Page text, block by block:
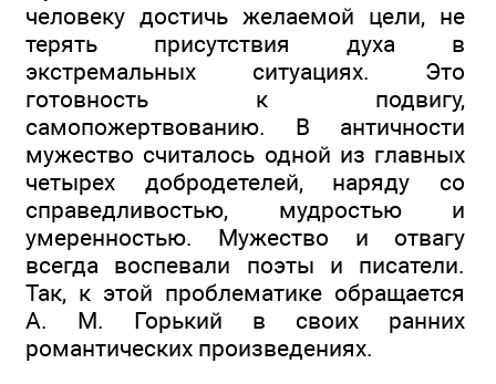
человеку достичь желаемой цели, не
терять присутствия духа в
экстремальных ситуациях. Это
готовность к подвигу,
самопожертвованию. В античности
мужество считалось одной из главных
четырех добродетелей, наряду со
справедливостью, мудростью и
умеренностью. Мужество и отвагу
всегда воспевали поэты и писатели.
Так, к этой проблематике обращается
А. М. Горький в своих ранних
романтических произведениях.